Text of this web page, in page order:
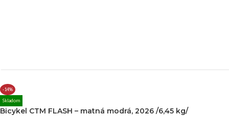
-14%
Skladom
Bicykel CTM FLASH – matná modrá, 2026 /6,45 kg/